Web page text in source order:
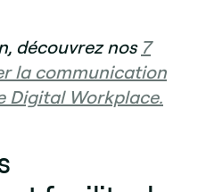
découvrez nos 7
la communication
Digital Workplace.